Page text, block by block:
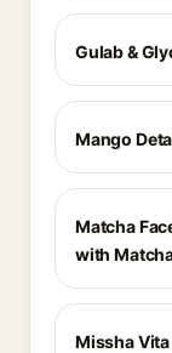
Gulab &
Mango
Matcha
with
Missha